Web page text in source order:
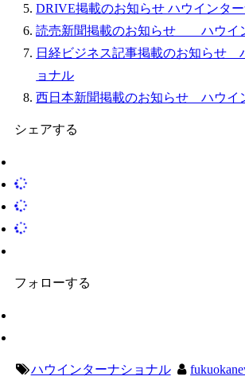
DRIVE掲載のお知らせ ハウインタ
読売新聞掲載のお知らせ ハウイ
日経ビジネス記事掲載のお知らせ
ョナル
西日本新聞掲載のお知らせ ハウイ
シェアする
フォローする
ハウインターナショナル